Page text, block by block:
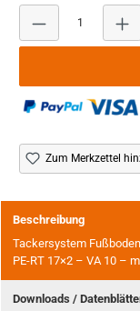
Zum Merkzettel
Beschreibung
Tackersystem
PE-RT 17×2 – VA 10 –
Downloads /